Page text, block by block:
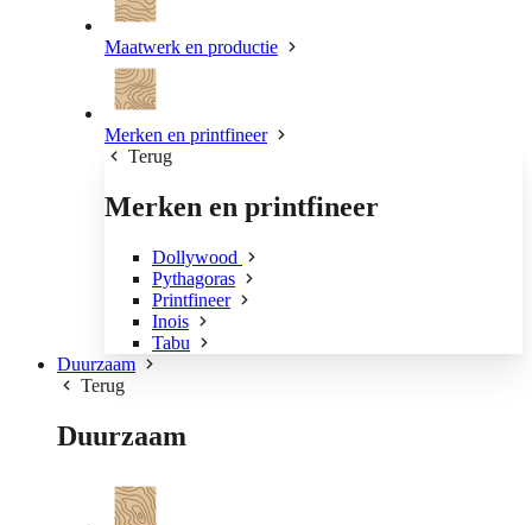
Maatwerk en productie
Merken en printfineer
Terug
Merken en printfineer
Dollywood
Pythagoras
Printfineer
Inois
Tabu
Duurzaam
Terug
Duurzaam